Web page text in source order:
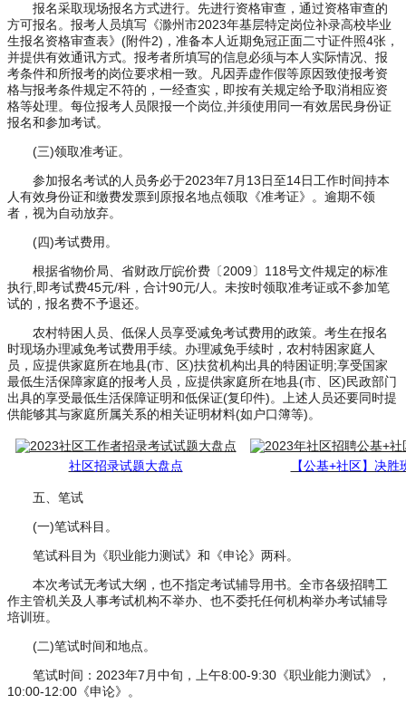
报名采取现场报名方式进行。先进行资格审查，通过资格审查的
方可报名。报考人员填写《滁州市2023年基层特定岗位补录高校毕业
生报名资格审查表》(附件2)，准备本人近期免冠正面二寸证件照4张，
并提供有效通讯方式。报考者所填写的信息必须与本人实际情况、报
考条件和所报考的岗位要求相一致。凡因弄虚作假等原因致使报考资
格与报考条件规定不符的，一经查实，即按有关规定给予取消相应资
格等处理。每位报考人员限报一个岗位,并须使用同一有效居民身份证
报名和参加考试。
(三)领取准考证。
参加报名考试的人员务必于2023年7月13日至14日工作时间持本
人有效身份证和缴费发票到原报名地点领取《准考证》。逾期不领
者，视为自动放弃。
(四)考试费用。
根据省物价局、省财政厅皖价费〔2009〕118号文件规定的标准
执行,即考试费45元/科，合计90元/人。未按时领取准考证或不参加笔
试的，报名费不予退还。
农村特困人员、低保人员享受减免考试费用的政策。考生在报名
时现场办理减免考试费用手续。办理减免手续时，农村特困家庭人
员，应提供家庭所在地县(市、区)扶贫机构出具的特困证明;享受国家
最低生活保障家庭的报考人员，应提供家庭所在地县(市、区)民政部门
出具的享受最低生活保障证明和低保证(复印件)。上述人员还要同时提
供能够其与家庭所属关系的相关证明材料(如户口簿等)。
社区招录试题大盘点 【公基+社区】决胜
五、笔试
(一)笔试科目。
笔试科目为《职业能力测试》和《申论》两科。
本次考试无考试大纲，也不指定考试辅导用书。全市各级招聘工
作主管机关及人事考试机构不举办、也不委托任何机构举办考试辅导
培训班。
(二)笔试时间和地点。
笔试时间：2023年7月中旬，上午8:00-9:30《职业能力测试》，
10:00-12:00《申论》。